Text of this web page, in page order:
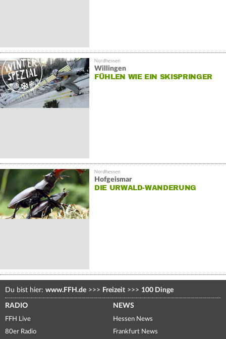
Willingen
FÜHLEN WIE EIN SKISPRINGER
Hofgeismar
DIE URWALD-WANDERUNG
Du bist hier: www.FFH.de >>> Freizeit >>> 100 Dinge
RADIO
FFH Live
80er Radio
NEWS
Hessen News
Frankfurt News